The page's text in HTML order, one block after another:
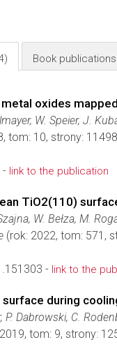
Book
oxides
W. Speier, J.
tom: 10, strony:
link to the publication
TiO2(110)
W. Bełza, M.
(rok: 2022, tom: 571,
- link to the
during
P. Dabrowski, C.
tom: 9, strony: